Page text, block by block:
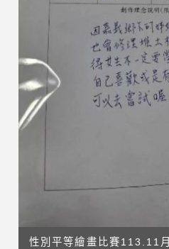
性別平等繪畫比賽113.11月